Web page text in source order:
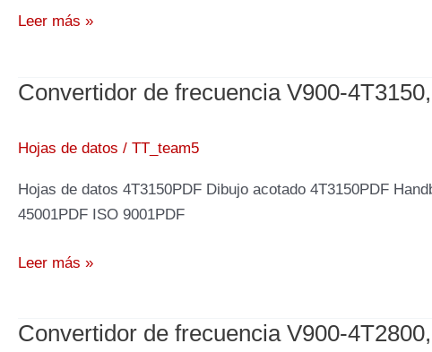
Convertidor
V900-
355kW
Leer más »
Convertidor de frecuencia V900-
Hojas de datos / TT_team5
Hojas de datos 4T3150PDF Dibujo acotado 4T3150PDF
45001PDF ISO 9001PDF
Convertidor
V900-
Leer más »
Convertidor de frecuencia V900-